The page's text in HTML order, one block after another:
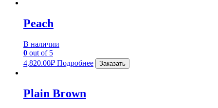
Peach
В наличии
0 out of 5
4,820.00₽ Подробнее Заказать
Plain Brown